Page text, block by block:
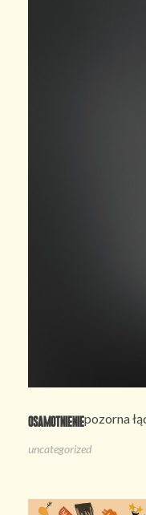
Osamotnieniepozorna
uncategorized